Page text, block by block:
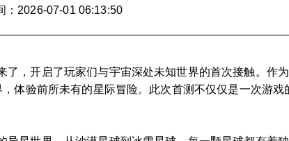
：2026-07-01 06:13:50
，开启了玩家们与宇宙深处未知世界的首次接触。作
体验前所未有的星际冒险。此次首测不仅仅是一次游戏